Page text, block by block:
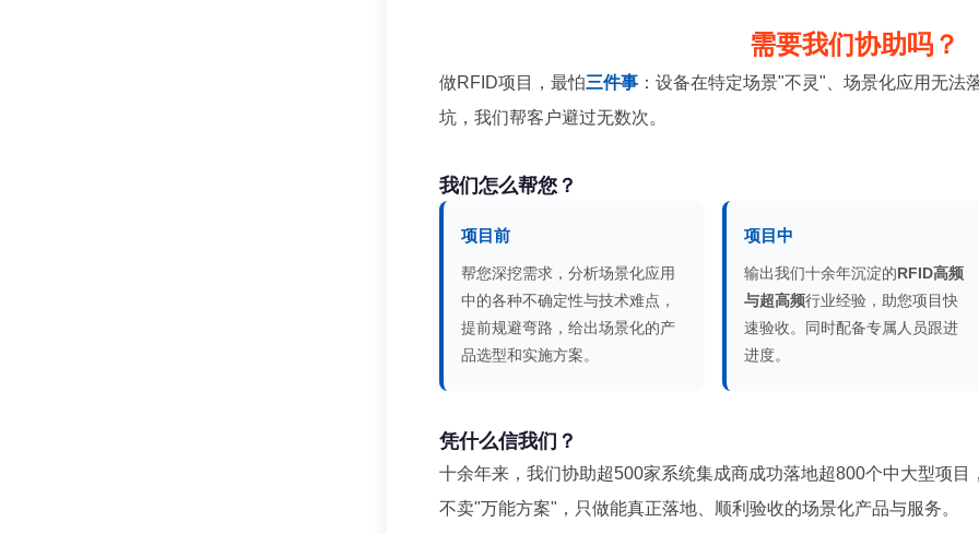
需要我们协助吗？
做RFID项目，最怕三件事 ：设备在特定场景"不灵"、场景化应用无
坑，我们帮客户避过无数次。
我们怎么帮您？
项目前
帮您深挖需求，分析场景化应用
中的各种不确定性与技术难点，
提前规避弯路，给出场景化的产
品选型和实施方案。
项目中
输出我们十余年沉淀的RFID高频
与超高频行业经验，助您项目快
速验收。同时配备专属人员跟进
进度。
凭什么信我们？
十余年来，我们协助超500家系统集成商成功落地超800个中大型项
不卖"万能方案"，只做能真正落地、顺利验收的场景化产品与服务。